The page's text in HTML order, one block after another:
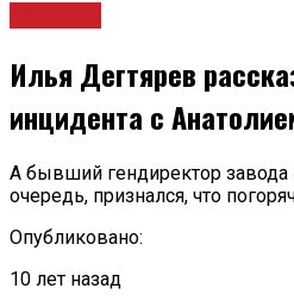
Илья Дегтярев
инцидента с
А бывший гендиректор
очередь, признался, что
Опубликовано:
10 лет назад